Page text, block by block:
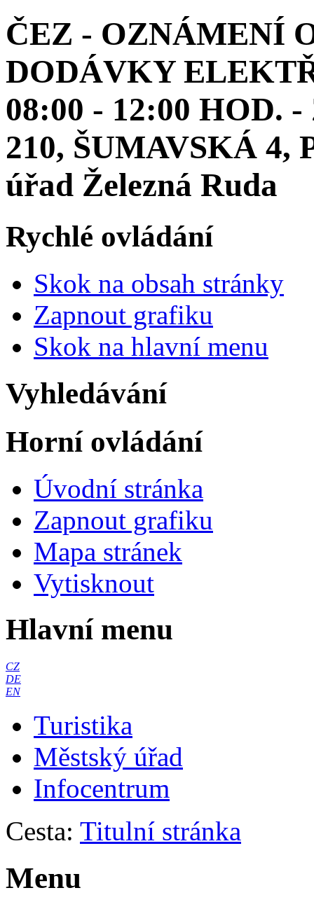
ČEZ - OZNÁMENÍ
DODÁVKY
08:00 - 12:00 HOD.
210, ŠUMAVSKÁ 4,
úřad Železná Ruda
Rychlé ovládání
Skok na obsah stránky
Zapnout grafiku
Skok na hlavní menu
Vyhledávání
Horní ovládání
Úvodní stránka
Zapnout grafiku
Mapa stránek
Vytisknout
Hlavní menu
CZ
DE
EN
Turistika
Městský úřad
Infocentrum
Cesta: Titulní stránka
Menu